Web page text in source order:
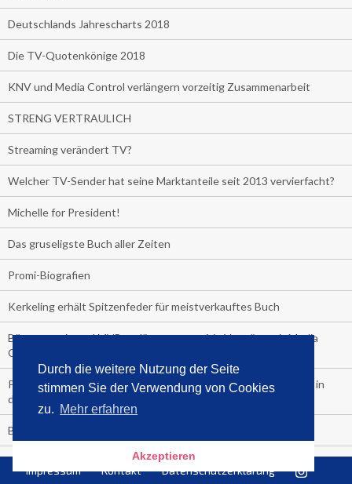
Durch die weitere Nutzung der Seite
stimmen Sie der Verwendung von Cookies
zu. Mehr erfahren
Akzeptieren
Deutschlands Jahrescharts 2018
Die TV-Quotenkönige 2018
KNV und Media Control verlängern vorzeitig Zusammenarbeit
STRENG VERTRAULICH
Streaming verändert TV?
Welcher TV-Sender hat seine Marktanteile seit 2013 vervierfacht?
Michelle for President!
Das gruseligste Buch aller Zeiten
Promi-Biografien
Kerkeling erhält Spitzenfeder für meistverkauftes Buch
Börsenverein und MVB verlängern vorzeitig Verträge mit Media
Control bis 2024
PocketBook, Ceebo und Umbreit bringen Hörbuch-Downloads in
die Cloud
Bella Bella
#1-Bestseller: "Das ist Alpha!" von Kollegah
Impressum Kontakt Datenschutzerklärung